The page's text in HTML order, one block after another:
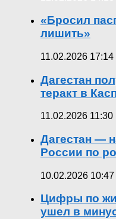
«Бросил
лишить»
11.02.2026 17:14
Дагестан
теракт в
11.02.2026 11:30
Дагестан —
России по
10.02.2026 10:47
Цифры по
ушел в